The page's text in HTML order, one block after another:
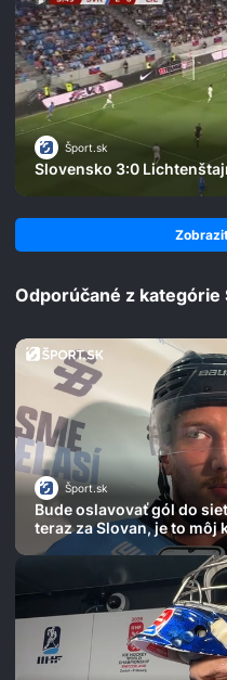
Šport.sk
Odporúčané z kategórie
Šport.sk
Bude oslavovať gól do
teraz za Slovan, je to môj